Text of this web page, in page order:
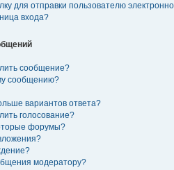
для отправки пользователю
входа?
сообщение?
сообщению?
вариантов ответа?
голосование?
форумы?
модератору?